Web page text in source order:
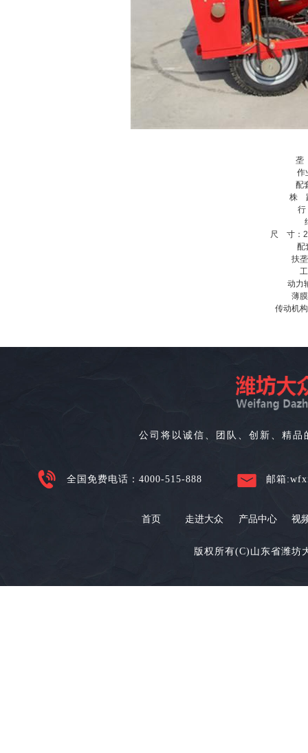
垄
作
配
株
尺 寸：
配
扶
动力
薄
传动机
首页 走进大众 产品中心 视
版权所有(C)山东省潍坊
公司将以诚信、团队、创新、精
全国免费电话：4000-515-888 邮箱